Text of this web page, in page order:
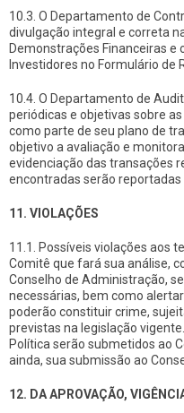
10.3. O Departamento de
divulgação integral e correta
Demonstrações Financeiras e
Investidores no Formulário de
10.4. O Departamento de
periódicas e objetivas sobre
como parte de seu plano de
objetivo a avaliação e
evidenciação das transações
encontradas serão
11. VIOLAÇÕES
11.1. Possíveis violações aos
Comitê que fará sua análise,
Conselho de Administração,
necessárias, bem como
poderão constituir crime,
previstas na legislação
Política serão submetidos ao
ainda, sua submissão ao
12. DA APROVAÇÃO,